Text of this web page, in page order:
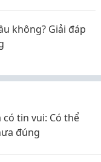
không? Giải đáp
tin vui: Có thể
đúng